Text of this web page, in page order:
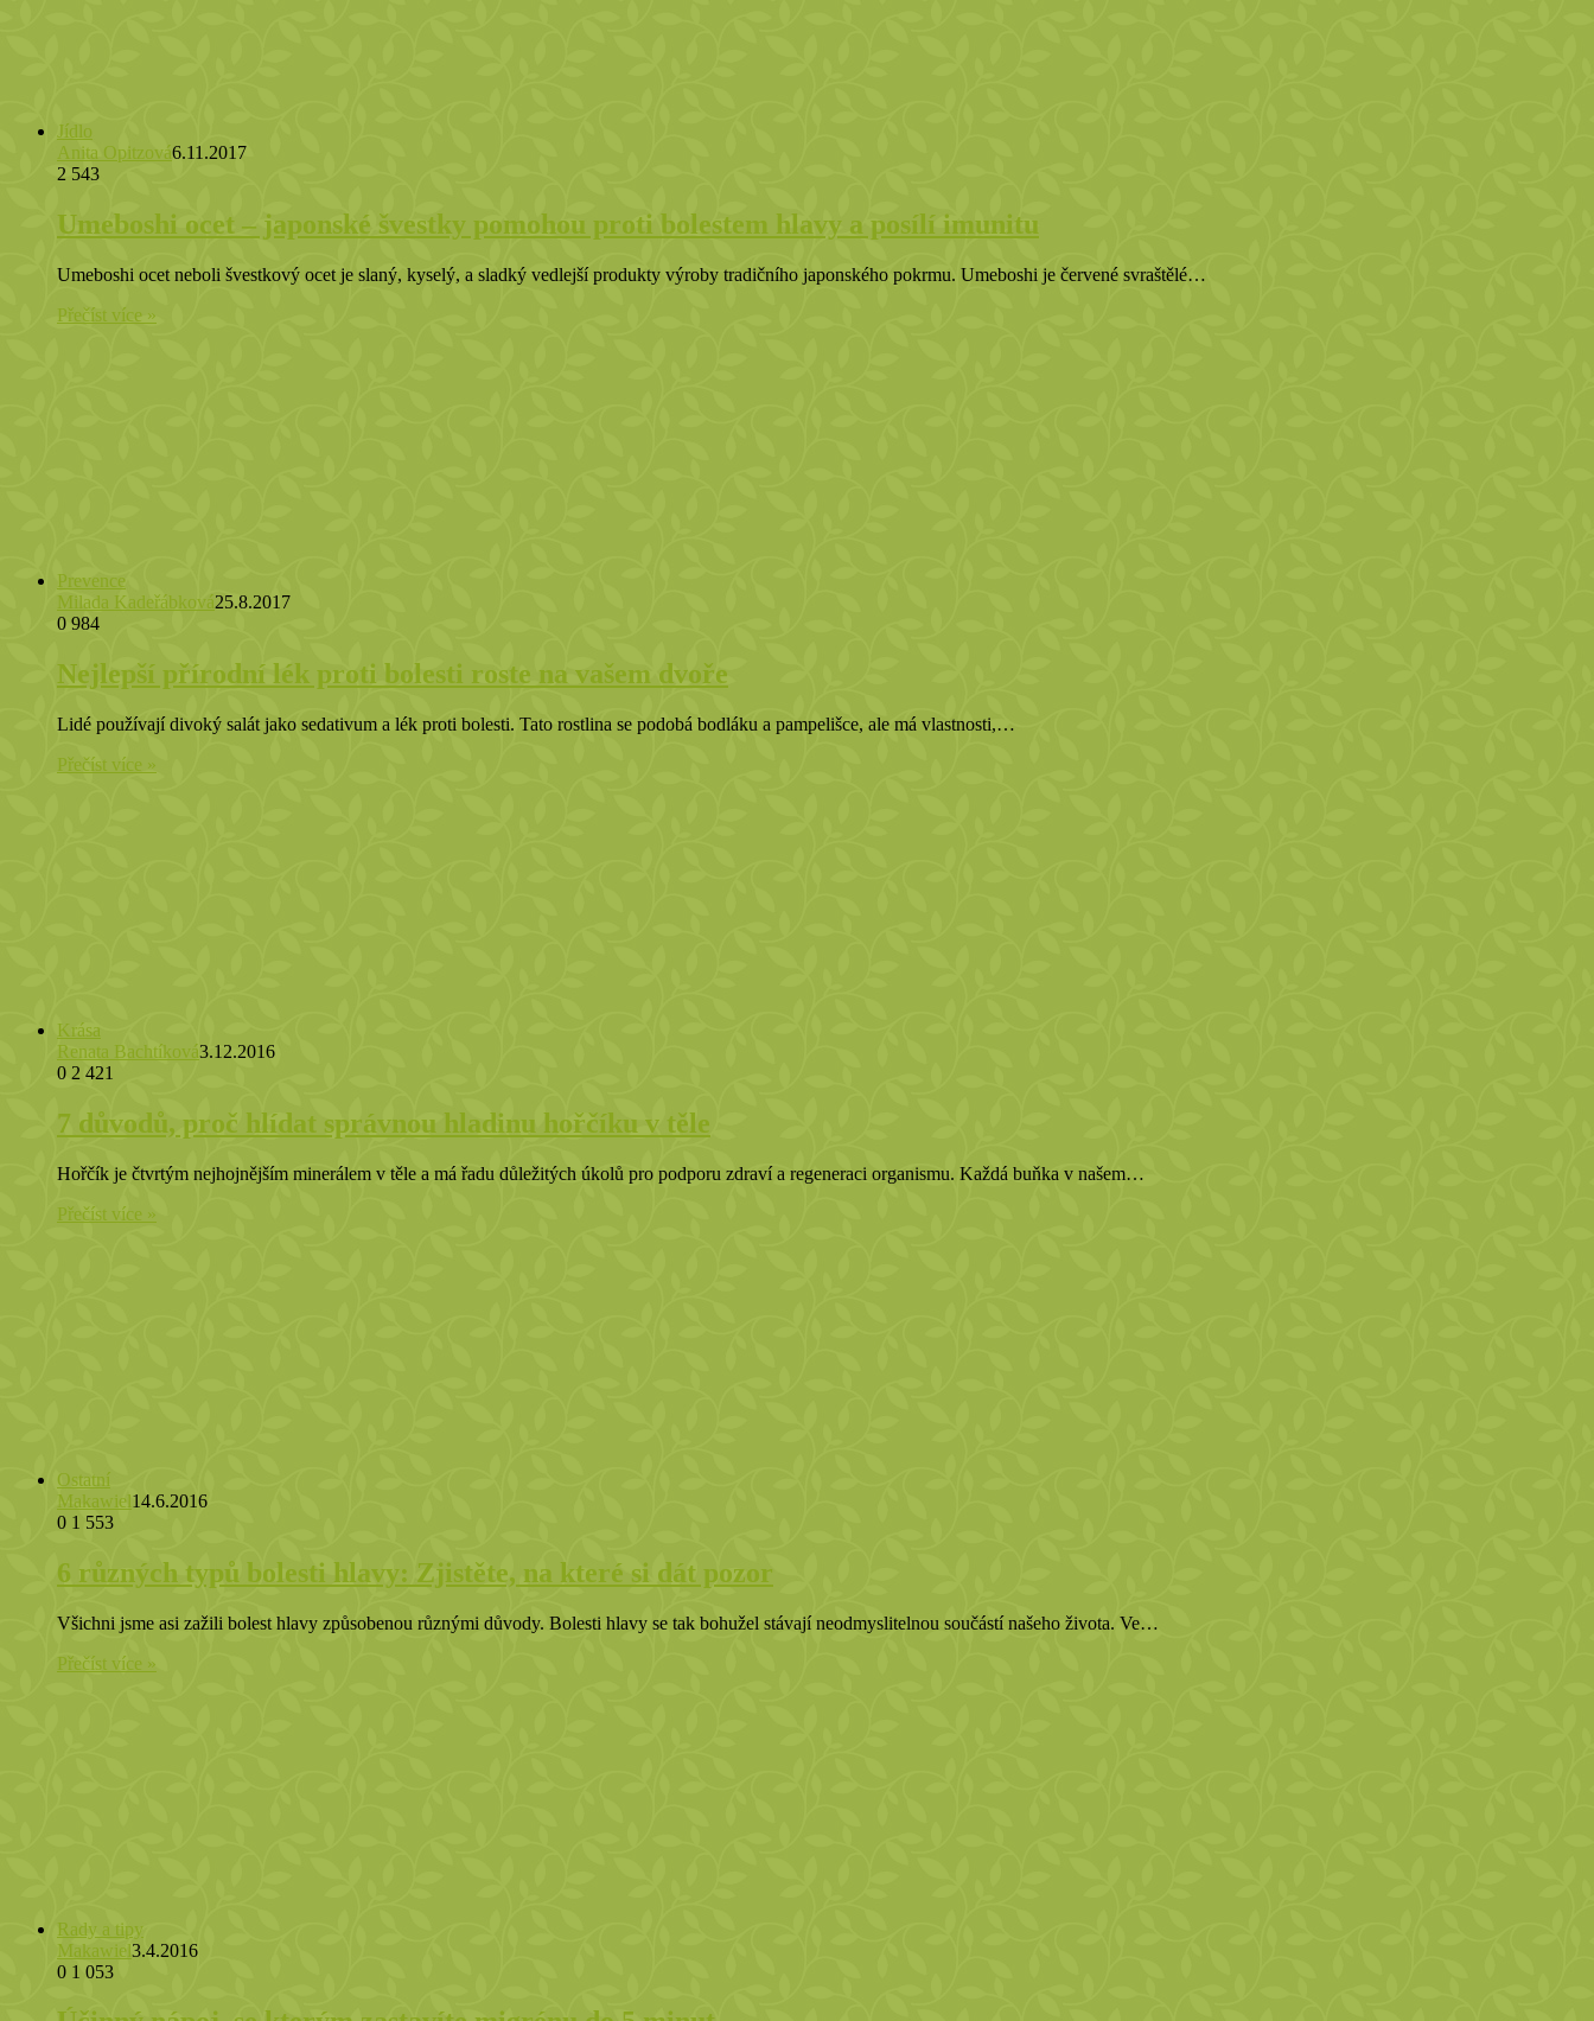
Jídlo
Anita Opitzová6.11.2017
2 543
Umeboshi ocet – japonské švestky pomohou proti bolestem hlavy a posílí imunitu
Umeboshi ocet neboli švestkový ocet je slaný, kyselý, a sladký vedlejší produkty výroby tradičního japonského pokrmu. Umeboshi je červené svraštělé…
Přečíst více »
Prevence
Milada Kadeřábková25.8.2017
0 984
Nejlepší přírodní lék proti bolesti roste na vašem dvoře
Lidé používají divoký salát jako sedativum a lék proti bolesti. Tato rostlina se podobá bodláku a pampelišce, ale má vlastnosti,…
Přečíst více »
Krása
Renata Bachtíková3.12.2016
0 2 421
7 důvodů, proč hlídat správnou hladinu hořčíku v těle
Hořčík je čtvrtým nejhojnějším minerálem v těle a má řadu důležitých úkolů pro podporu zdraví a regeneraci organismu. Každá buňka v našem…
Přečíst více »
Ostatní
Makawiel14.6.2016
0 1 553
6 různých typů bolesti hlavy: Zjistěte, na které si dát pozor
Všichni jsme asi zažili bolest hlavy způsobenou různými důvody. Bolesti hlavy se tak bohužel stávají neodmyslitelnou součástí našeho života. Ve…
Přečíst více »
Rady a tipy
Makawiel3.4.2016
0 1 053